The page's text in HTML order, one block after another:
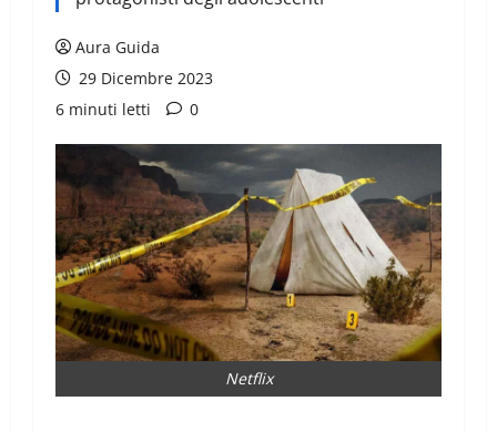
Aura Guida
29 Dicembre 2023
6 minuti letti
0
Netflix